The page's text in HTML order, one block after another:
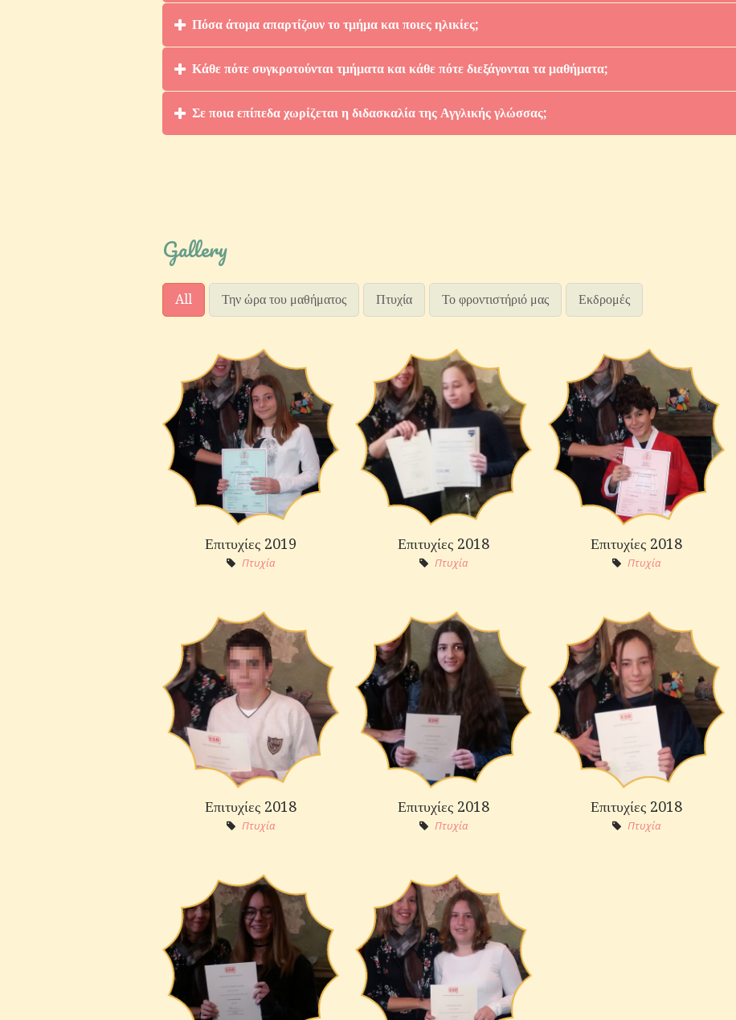
Πόσα άτομα απαρτίζουν το τμήμα και ποιες ηλικίες;
Κάθε πότε συγκροτούνται τμήματα και κάθε πότε διεξάγονται τα μαθήματα;
Σε ποια επίπεδα χωρίζεται η διδασκαλία της Αγγλικής γλώσσας;
Gallery
All Την ώρα του μαθήματος Πτυχία Το φροντιστήριό μας Εκδρομές
Επιτυχίες 2019
Πτυχία
Επιτυχίες 2018
Πτυχία
Επιτυχίες 2018
Πτυχία
Επιτυχίες 2018
Πτυχία
Επιτυχίες 2018
Πτυχία
Επιτυχίες 2018
Πτυχία